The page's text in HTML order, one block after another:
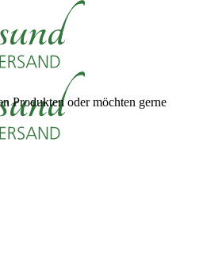
Produkten oder möchten gerne